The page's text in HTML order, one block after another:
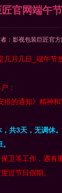
官网端午
：影视包装巨匠官方
月几日_端午节
：
的通知》精神
共3天，无调休
卫等工作，遇有
过节日假期。